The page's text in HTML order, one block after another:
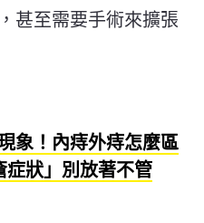
甚至需要手術來擴張
象！內痔外痔怎麼區
症狀」別放著不管